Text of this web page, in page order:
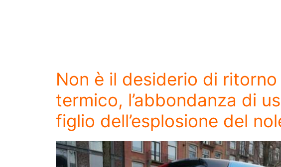
Non è il desiderio di
termico, l’abbondanza di
figlio dell’esplosione del